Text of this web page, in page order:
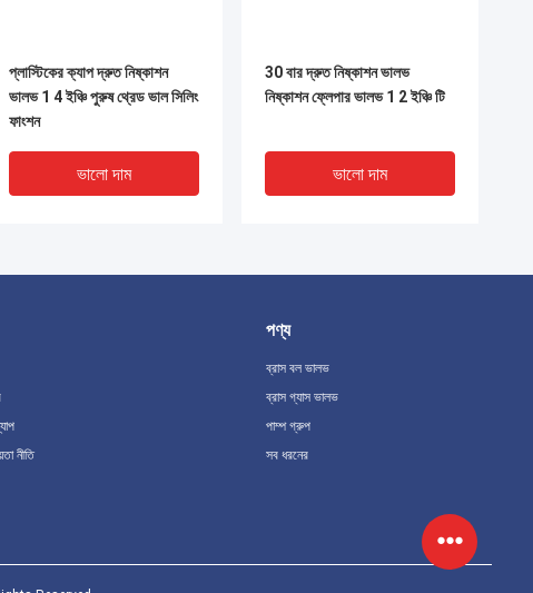
প্লাস্টিকের ক্যাপ দ্রুত নিষ্কাশন
ভালভ 1 4 ইঞ্চি পুরুষ থ্রেড ভাল সিলিং
ফাংশন
ভালো দাম
30 বার দ্রুত নিষ্কাশন ভালভ
নিষ্কাশন ফ্লেপার ভালভ 1 2 ইঞ্চি টি
ভালো দাম
নীতি
পণ্য
ব্রাস বল ভালভ
ব্রাস গ্যাস ভালভ
পাম্প গ্রুপ
সব ধরনের